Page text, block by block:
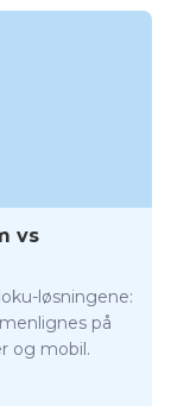
vs
løsningene:
på
og mobil.